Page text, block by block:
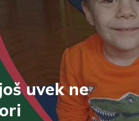
uvek ne